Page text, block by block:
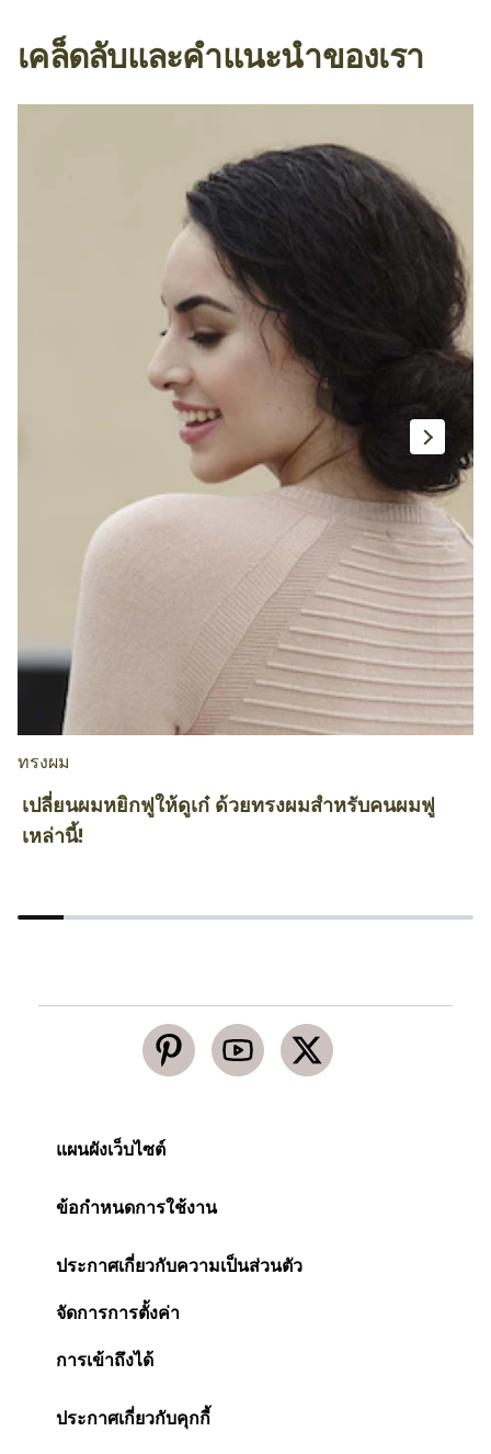
เคล็ดลับและคำแนะนำของเรา
ทรงผม
เปลี่ยนผมหยิกฟูให้ดูเก๋ ด้วยทรงผมสำหรับคนผมฟู
เหล่านี้!
แผนผังเว็บไซต์
ข้อกำหนดการใช้งาน
ประกาศเกี่ยวกับความเป็นส่วนตัว
จัดการการตั้งค่า
การเข้าถึงได้
ประกาศเกี่ยวกับคุกกี้